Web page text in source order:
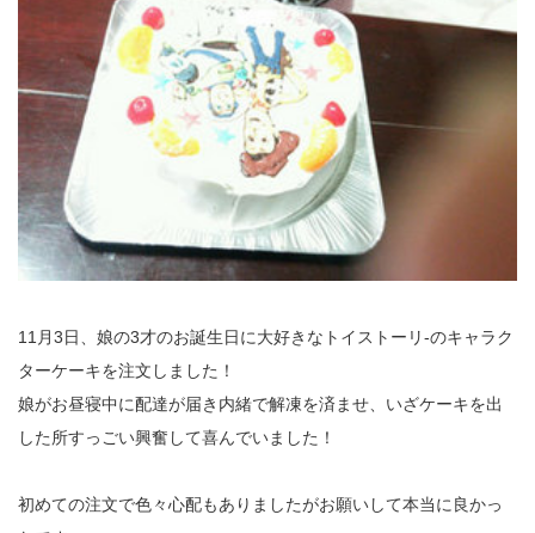
11月3日、娘の3才のお誕生日に大好きなトイストーリ-のキャラク
ターケーキを注文しました！
娘がお昼寝中に配達が届き内緒で解凍を済ませ、いざケーキを出
した所すっごい興奮して喜んでいました！
初めての注文で色々心配もありましたがお願いして本当に良かっ